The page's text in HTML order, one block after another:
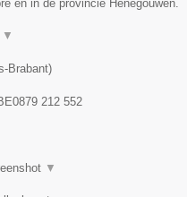
en in de provincie Henegouwen.
▼
Brabant)
212 552
▼